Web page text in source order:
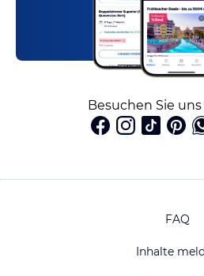
Besuchen Sie
FAQ
Inhalte